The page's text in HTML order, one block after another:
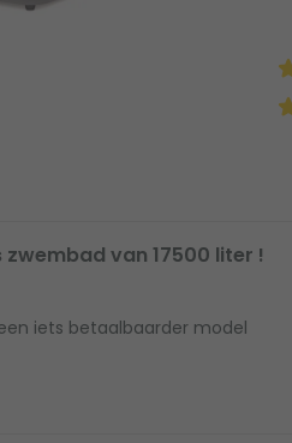
van 17500 liter !
iets betaalbaarder model